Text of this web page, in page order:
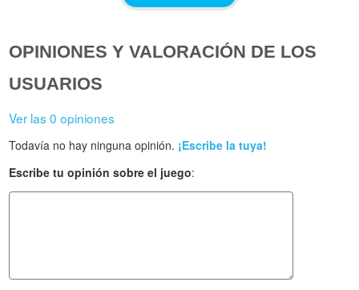
OPINIONES Y VALORACIÓN DE LOS
USUARIOS
Ver las 0 opiniones
Todavía no hay ninguna opinión. ¡Escribe la tuya!
Escribe tu opinión sobre el juego: